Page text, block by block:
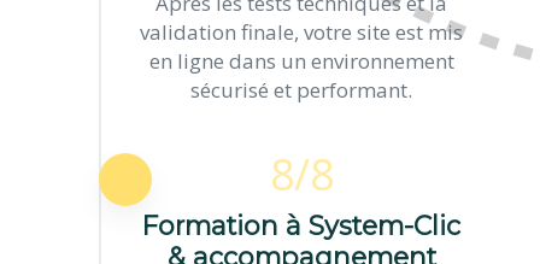
validation finale, votre site est mis
en ligne dans un environnement
sécurisé et performant.
8/8
Formation à System-Clic
& accompagnement